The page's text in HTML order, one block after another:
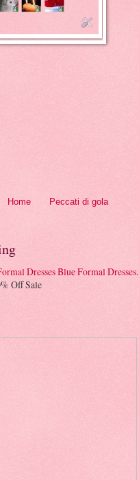
Home
Peccati di gola
Blue Formal Dresses.
Off Sale